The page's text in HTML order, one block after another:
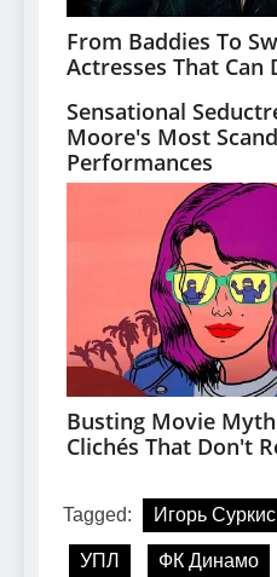
Tagged: Игорь Суркис
УПЛ ФК Динамо